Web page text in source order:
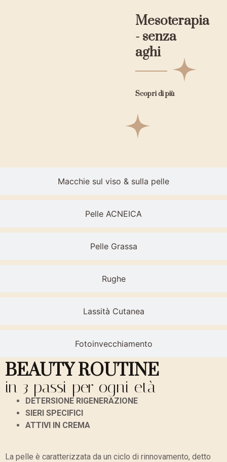
Macchie sul viso & sulla pelle
Pelle ACNEICA
Pelle Grassa
Rughe
Lassità Cutanea
Fotoinvecchiamento
Mesoterapia
- senza
aghi
Scopri di più
BEAUTY ROUTINE
in 3 passi per ogni età
DETERSIONE RIGENERAZIONE
SIERI SPECIFICI
ATTIVI IN CREMA
La pelle è caratterizzata da un ciclo di rinnovamento, detto